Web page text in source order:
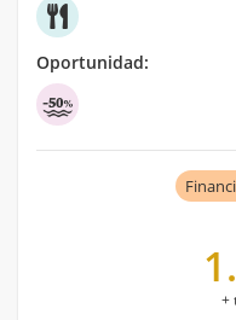
Oportunidad:
+